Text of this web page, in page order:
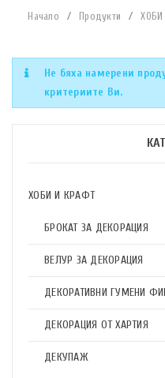
Начало / Продукти /
ХОБИ И КРАФТ
БРОКАТ ЗА ДЕКОРАЦИЯ
ВЕЛУР ЗА ДЕКОРАЦИЯ
ДЕКОРАТИВНИ ГУМЕНИ
ДЕКОРАЦИЯ ОТ ХАРТИЯ
ДЕКУПАЖ
Не бяха намерени
критериите Ви.